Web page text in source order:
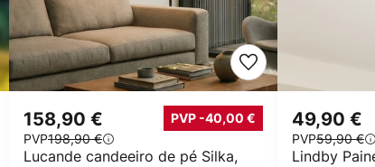
158,90 €
PVP198,90 €
PVP -40,00 €
Lucande candeeiro de pé Silka,
49,90 €
PVP59,90 €
Lindby